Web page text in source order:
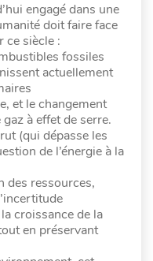
engagé dans une
doit faire face
ce siècle :
fossiles
actuellement
et le changement
à effet de serre.
(qui dépasse les
de l’énergie à la
des ressources,
croissance de la
en préservant